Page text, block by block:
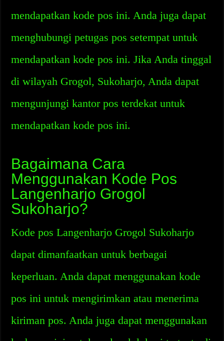
mendapatkan kode pos ini. Anda juga dapat
menghubungi petugas pos setempat untuk
mendapatkan kode pos ini. Jika Anda tinggal
di wilayah Grogol, Sukoharjo, Anda dapat
mengunjungi kantor pos terdekat untuk
mendapatkan kode pos ini.
Bagaimana Cara
Menggunakan Kode Pos
Langenharjo Grogol
Sukoharjo?
Kode pos Langenharjo Grogol Sukoharjo
dapat dimanfaatkan untuk berbagai
keperluan. Anda dapat menggunakan kode
pos ini untuk mengirimkan atau menerima
kiriman pos. Anda juga dapat menggunakan